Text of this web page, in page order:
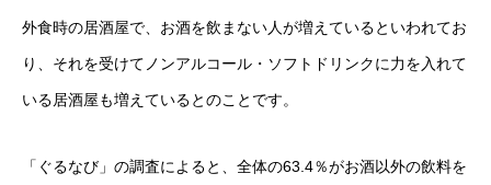
外食時の居酒屋で、お酒を飲まない人が増えているといわれてお
り、それを受けてノンアルコール・ソフトドリンクに力を入れて
いる居酒屋も増えているとのことです。
「ぐるなび」の調査によると、全体の63.4％がお酒以外の飲料を